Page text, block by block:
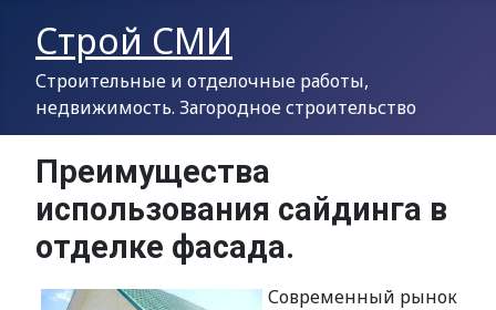
Строй СМИ
Строительные и отделочные работы,
недвижимость. Загородное строительство
Преимущества
использования сайдинга в
отделке фасада.
Современный рынок